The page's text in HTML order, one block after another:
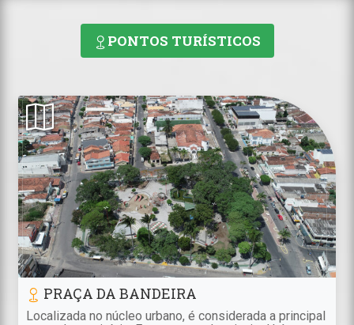
PONTOS TURÍSTICOS
PRAÇA DA BANDEIRA
Localizada no núcleo urbano, é considerada a principal